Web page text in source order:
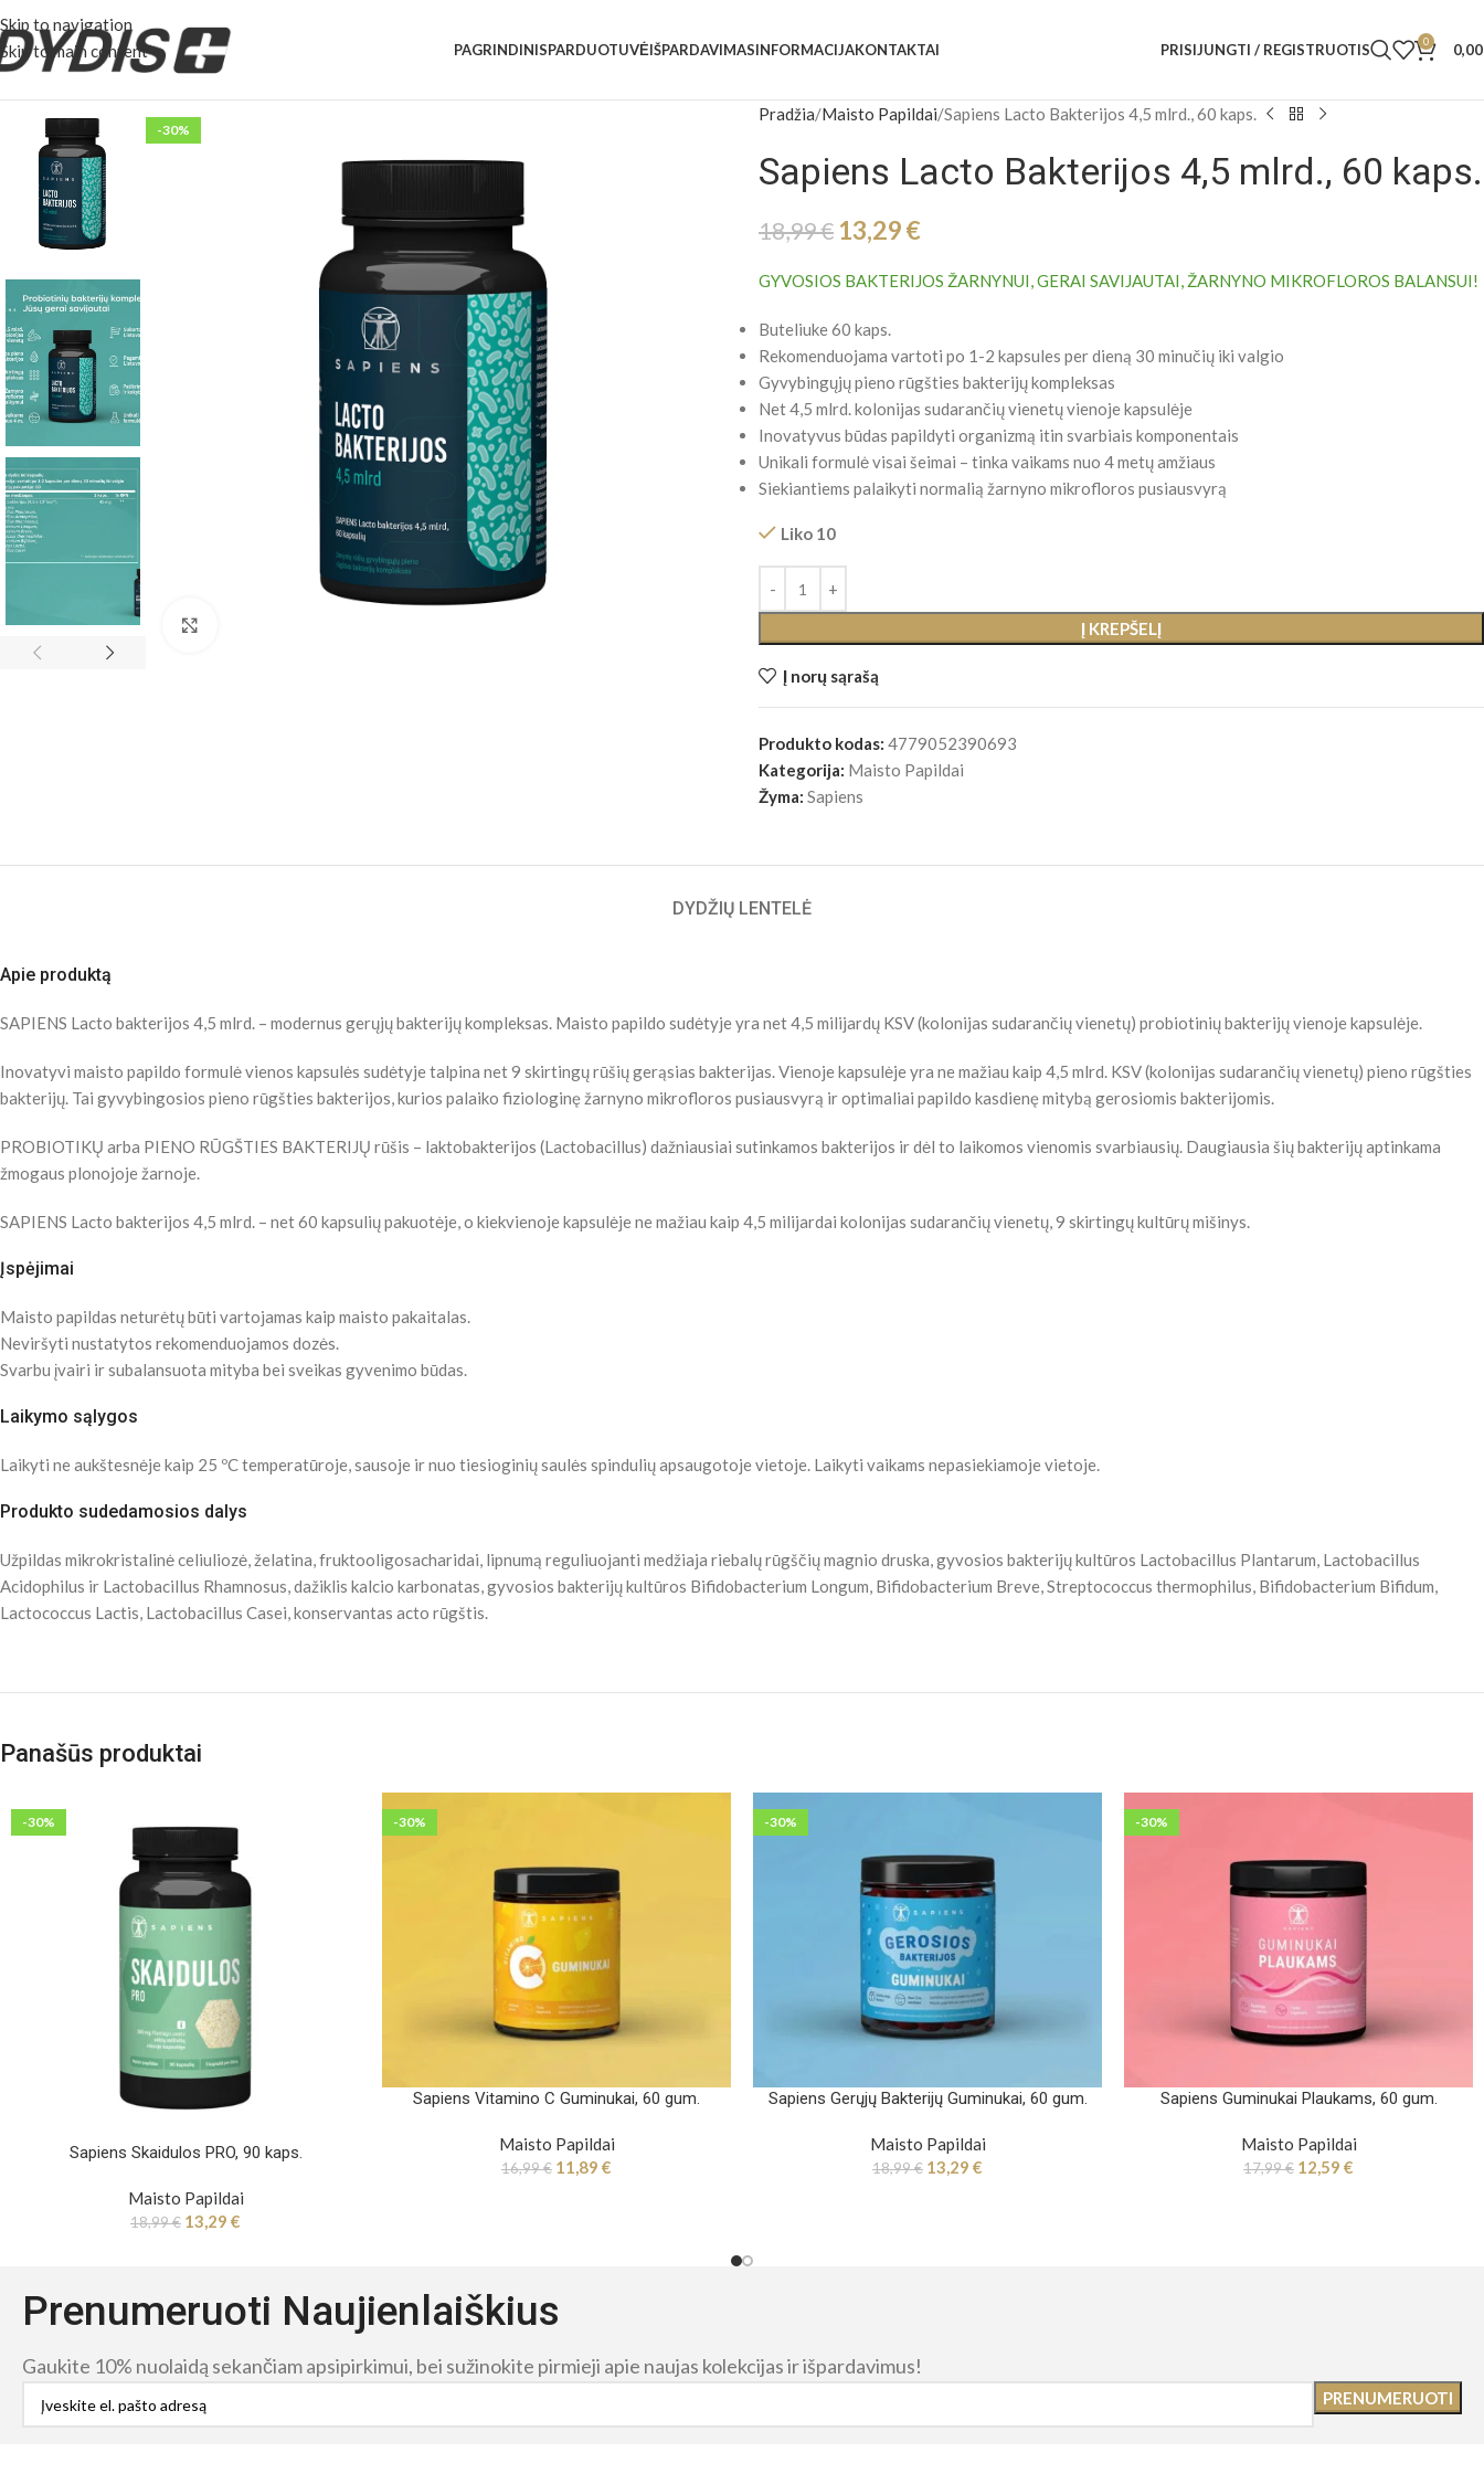
Skip to navigation
Skip to main content
PAGRINDINISPARDUOTUVĖIŠPARDAVIMASINFORMACIJAKONTAKTAI PRISIJUNGTI / REGISTRUOTIS 0
-30%
Pradžia Maisto Papildai Sapiens Lacto Bakterijos 4,5 mlrd., 60 kaps.
Sapiens Lacto Bakterijos 4,5 mlrd., 60 kaps.
18,99€ 13,29€
GYVOSIOS BAKTERIJOS ŽARNYNUI, GERAI SAVIJAUTAI, ŽARNYNO MIKROFLOROS BALANSUI!
Buteliuke 60 kaps.
Rekomenduojama vartoti po 1-2 kapsules per dieną 30 minučių iki valgio
Gyvybingųjų pieno rūgšties bakterijų kompleksas
Net 4,5 mlrd. kolonijas sudarančių vienetų vienoje kapsulėje
Inovatyvus būdas papildyti organizmą itin svarbiais komponentais
Unikali formulė visai šeimai – tinka vaikams nuo 4 metų amžiaus
Siekiantiems palaikyti normalią žarnyno mikrofloros pusiausvyrą
Liko 10
Į KREPŠELĮ
Į norų sąrašą
Produkto kodas: 4779052390693
Kategorija: Maisto Papildai
Žyma: Sapiens
DYDŽIŲ LENTELĖ
Apie produktą
SAPIENS Lacto bakterijos 4,5 mlrd. – modernus gerųjų bakterijų kompleksas. Maisto papildo sudėtyje yra net 4,5 milijardų KSV (kolonijas sudarančių vienetų) probiotinių bakterijų vienoje kapsulėje.
Inovatyvi maisto papildo formulė vienos kapsulės sudėtyje talpina net 9 skirtingų rūšių gerąsias bakterijas. Vienoje kapsulėje yra ne mažiau kaip 4,5 mlrd. KSV (kolonijas sudarančių vienetų) pieno rūgšties
bakterijų. Tai gyvybingosios pieno rūgšties bakterijos, kurios palaiko fiziologinę žarnyno mikrofloros pusiausvyrą ir optimaliai papildo kasdienę mitybą gerosiomis bakterijomis.
PROBIOTIKŲ arba PIENO RŪGŠTIES BAKTERIJŲ rūšis – laktobakterijos (Lactobacillus) dažniausiai sutinkamos bakterijos ir dėl to laikomos vienomis svarbiausių. Daugiausia šių bakterijų aptinkama
žmogaus plonojoje žarnoje.
SAPIENS Lacto bakterijos 4,5 mlrd. – net 60 kapsulių pakuotėje, o kiekvienoje kapsulėje ne mažiau kaip 4,5 milijardai kolonijas sudarančių vienetų, 9 skirtingų kultūrų mišinys.
Įspėjimai
Maisto papildas neturėtų būti vartojamas kaip maisto pakaitalas.
Neviršyti nustatytos rekomenduojamos dozės.
Svarbu įvairi ir subalansuota mityba bei sveikas gyvenimo būdas.
Laikymo sąlygos
Laikyti ne aukštesnėje kaip 25 ºC temperatūroje, sausoje ir nuo tiesioginių saulės spindulių apsaugotoje vietoje. Laikyti vaikams nepasiekiamoje vietoje.
Produkto sudedamosios dalys
Užpildas mikrokristalinė celiuliozė, želatina, fruktooligosacharidai, lipnumą reguliuojanti medžiaja riebalų rūgščių magnio druska, gyvosios bakterijų kultūros Lactobacillus Plantarum, Lactobacillus
Acidophilus ir Lactobacillus Rhamnosus, dažiklis kalcio karbonatas, gyvosios bakterijų kultūros Bifidobacterium Longum, Bifidobacterium Breve, Streptococcus thermophilus, Bifidobacterium Bifidum,
Lactococcus Lactis, Lactobacillus Casei, konservantas acto rūgštis.
Panašūs produktai
-30%
Sapiens Skaidulos PRO, 90 kaps.
Maisto Papildai
18,99€ 13,29 €
-30%
Sapiens Vitamino C Guminukai, 60 gum.
Maisto Papildai
16,99€ 11,89 €
-30%
Sapiens Gerųjų Bakterijų Guminukai, 60 gum.
Maisto Papildai
18,99€ 13,29 €
-30%
Sapiens Guminukai Plaukams, 60 gum.
Maisto Papildai
17,99€ 12,59 €
Prenumeruoti Naujienlaiškius
Gaukite 10% nuolaidą sekančiam apsipirkimui, bei sužinokite pirmieji apie naujas kolekcijas ir išpardavimus!